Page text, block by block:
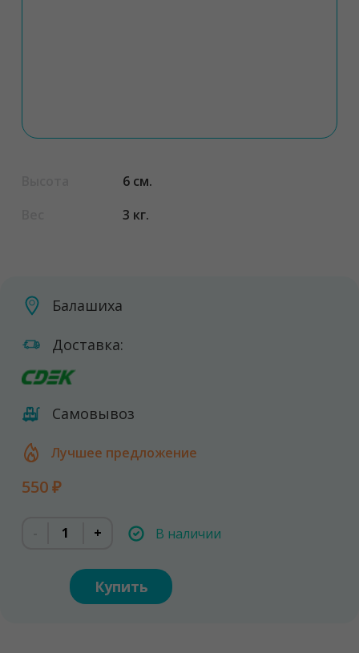
6 см.
3 кг.
Балашиха
Доставка:
Самовывоз
Лучшее предложение
550 ₽
+ В наличии
Купить